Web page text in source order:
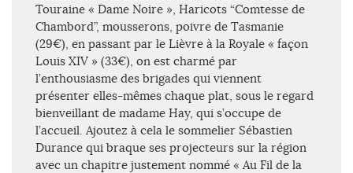
Touraine « Dame Noire », Haricots “Comtesse de
Chambord”, mousserons, poivre de Tasmanie
(29€), en passant par le Lièvre à la Royale « façon
Louis XIV » (33€), on est charmé par
l’enthousiasme des brigades qui viennent
présenter elles-mêmes chaque plat, sous le regard
bienveillant de madame Hay, qui s’occupe de
l’accueil. Ajoutez à cela le sommelier Sébastien
Durance qui braque ses projecteurs sur la région
avec un chapitre justement nommé « Au Fil de la